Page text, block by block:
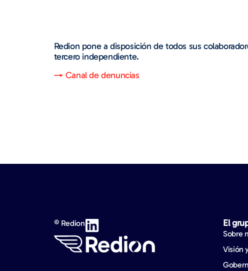
Redion pone a disposición de todos sus
tercero independiente.
→ Canal de denuncias
© Redion El
Sobre
Visión